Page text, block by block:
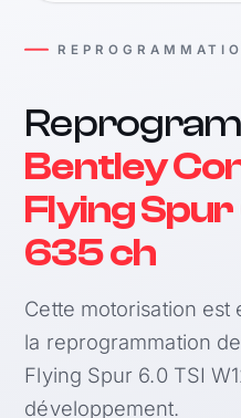
Bentley
Flying Spur
635 ch
Cette motorisation est
la reprogrammation
Flying Spur 6.0 TSI
développement.